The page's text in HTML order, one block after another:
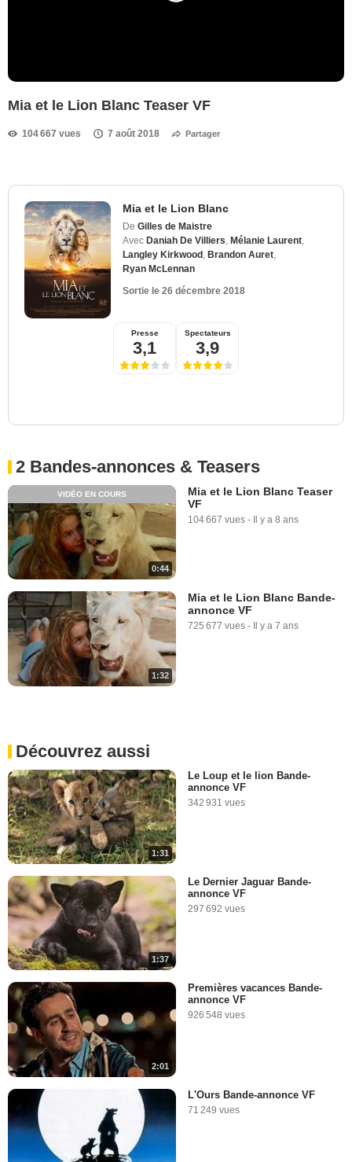
Mia et le Lion Blanc Teaser VF
104 667 vues 7 août 2018 Partager
Mia et le Lion Blanc
De Gilles de Maistre
Avec Daniah De Villiers Mélanie Laurent
Langley Kirkwood Brandon Auret
Ryan McLennan
Sortie le 26 décembre 2018
Presse
3,1
Spectateurs
3,9
2 Bandes-annonces & Teasers
0:44
VIDÉO EN COURS
Mia et le Lion Blanc Teaser
VF
104 667 vues - Il y a 8 ans
1:32
Mia et le Lion Blanc Bande-
annonce VF
725 677 vues - Il y a 7 ans
Découvrez aussi
1:31
Le Loup et le lion Bande-
annonce VF
342 931 vues
1:37
Le Dernier Jaguar Bande-
annonce VF
297 692 vues
2:01
Premières vacances Bande-
annonce VF
926 548 vues
L'Ours Bande-annonce VF
71 249 vues